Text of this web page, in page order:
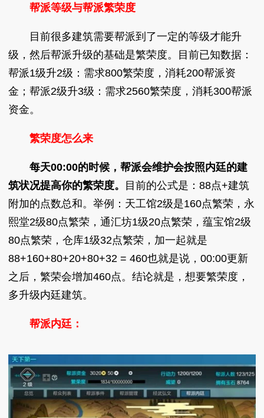
帮派等级与帮派繁荣度
目前很多建筑需要帮派到了一定的等级才能升
级，然后帮派升级的基础是繁荣度。目前已知数据：
帮派1级升2级：需求800繁荣度，消耗200帮派资
金；帮派2级升3级：需求2560繁荣度，消耗300帮派
资金。
繁荣度怎么来
每天00:00的时候，帮派会维护会按照内廷的建
筑状况提高你的繁荣度。 目前的公式是：88点+建筑
附加的点数总和。举例：天工馆2级是160点繁荣，永
熙堂2级80点繁荣，通汇坊1级20点繁荣，蕴宝馆2级
80点繁荣，仓库1级32点繁荣，加一起就是
88+160+80+20+80+32 = 460也就是说，00:00更新
之后，繁荣会增加460点。结论就是，想要繁荣度，
多升级内廷建筑。
帮派内廷：